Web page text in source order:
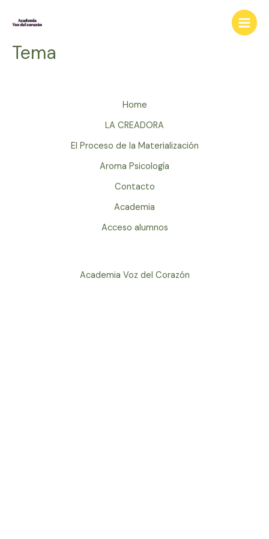
Main
Tema
Home
LA CREADORA
El Proceso de la Materialización
Aroma Psicología
Contacto
Academia
Acceso alumnos
Academia Voz del Corazón